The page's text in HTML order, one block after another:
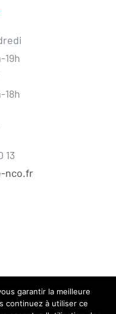
19h
18h
13
nco.fr
garantir la meilleure
continuez à utiliser ce